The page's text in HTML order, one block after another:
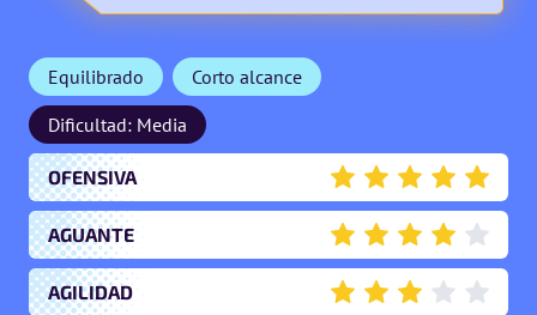
Equilibrado
Corto alcance
Dificultad: Media
OFENSIVA
5
AGUANTE
4
AGILIDAD
3